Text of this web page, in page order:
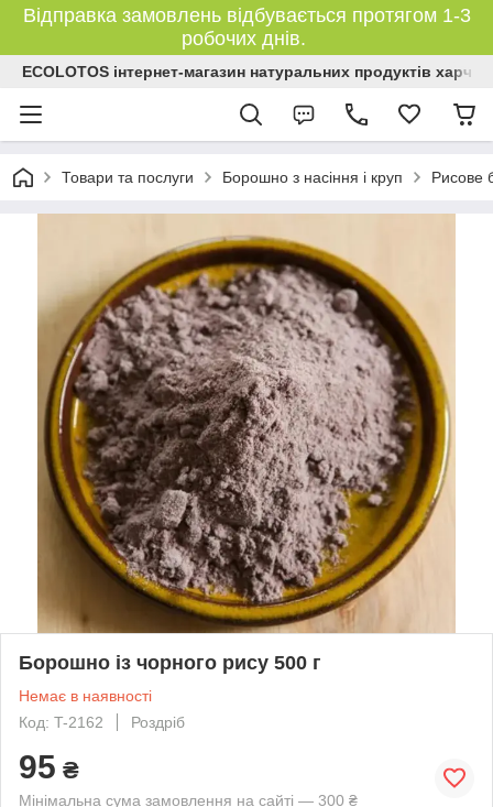
Відправка замовлень відбувається протягом 1-3
робочих днів.
ECOLOTOS інтернет-магазин натуральних продуктів
Товари та послуги Борошно з насіння і круп Рисове
Борошно із чорного рису 500 г
Немає в наявності
Код: T-2162
Роздріб
95 ₴
Мінімальна сума замовлення на сайті — 300 ₴